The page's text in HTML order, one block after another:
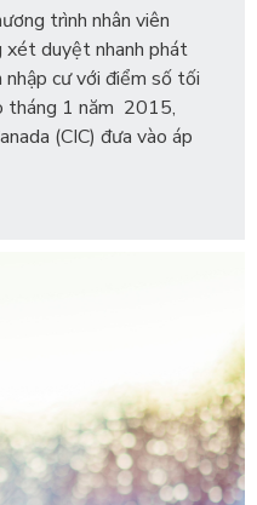
trình nhân viên
xét duyệt nhanh phát
cư với điểm số tối
tháng 1 năm 2015,
(CIC) đưa vào áp